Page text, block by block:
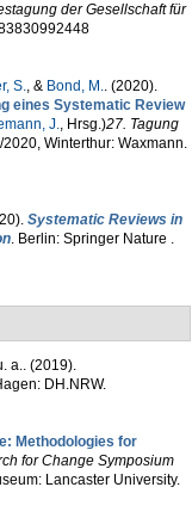
der Gesellschaft für
S., & Bond, M.. (2020).
eines Systematic Review
J., Hrsg.)27. Tagung
Winterthur: Waxmann.
Systematic Reviews in
. Berlin: Springer Nature .
a.. (2019).
DH.NRW.
Methodologies for
for Change Symposium
Lancaster University.